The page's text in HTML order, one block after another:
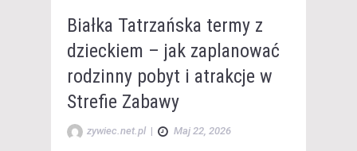
Białka Tatrzańska termy z
dzieckiem – jak zaplanować
rodzinny pobyt i atrakcje w
Strefie Zabawy
zywiec.net.pl | Maj 22, 2026